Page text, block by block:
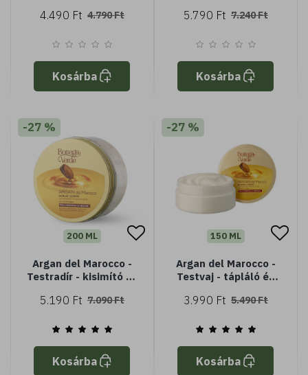
- argánolajjal (200 ml)
bőrre
4.490 Ft 4.790 Ft
Kosárba
argánolajjal (100 ml) -
bőrre
5.790 Ft 7.240 Ft
Kosárba
-27 %
200 ML
Argan del Marocco -
Testradír - kisimító és
(200 ml) - normál vagy
5.190 Ft 7.090 Ft
Kosárba
-27 %
150 ML
Argan del Marocco -
Testvaj - tápláló és
(150 ml) - normál vagy
3.990 Ft 5.490 Ft
Kosárba